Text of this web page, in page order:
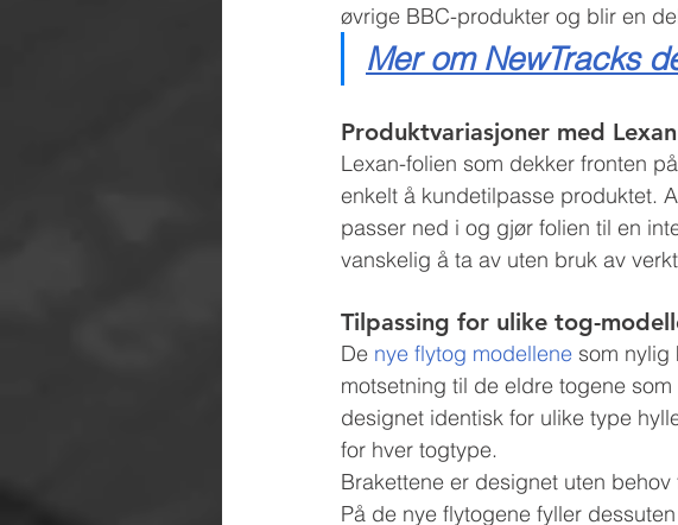
øvrige BBC-produkter og blir en
Mer om NewTracks
Produktvariasjoner med
Lexan-folien som dekker fronten
enkelt å kundetilpasse produktet.
passer ned i og gjør folien til en
vanskelig å ta av uten bruk av
Tilpassing for ulike tog-
De nye flytog modellene som nylig
motsetning til de eldre togene
designet identisk for ulike type
for hver togtype.
Brakettene er designet uten
På de nye flytogene fyller